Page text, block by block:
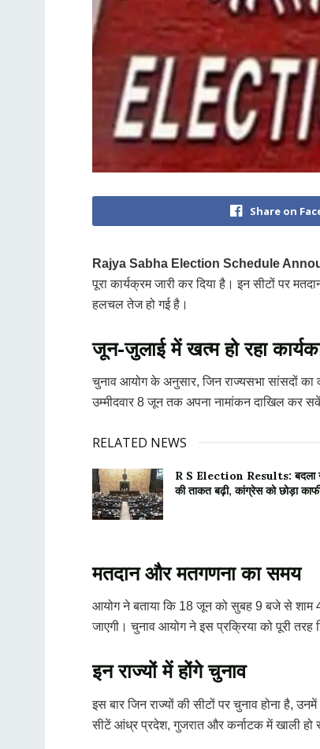
Share on
Rajya Sabha Election Schedule
पूरा कार्यक्रम जारी कर दिया है। इन सीटों पर
हलचल तेज हो गई है।
जून-जुलाई में खत्म हो रहा
चुनाव आयोग के अनुसार, जिन राज्यसभा सांसदों का
उम्मीदवार 8 जून तक अपना नामांकन दाखिल कर
RELATED NEWS
R S Election Results: बदला
की ताकत बढ़ी, कांग्रेस को छोड़ा
मतदान और मतगणना का समय
आयोग ने बताया कि 18 जून को सुबह 9 बजे से शाम
जाएगी। चुनाव आयोग ने इस प्रक्रिया को पूरी तरह
इन राज्यों में होंगे चुनाव
इस बार जिन राज्यों की सीटों पर चुनाव होना है,
सीटें आंध्र प्रदेश, गुजरात और कर्नाटक में खाली हो